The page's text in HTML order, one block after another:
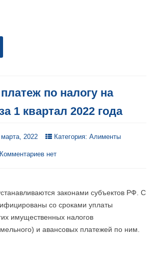
по налогу на
1 квартал 2022 года
2022 Категория: Алименты
Комментариев нет
законами субъектов РФ. С
со сроками уплаты
имущественных налогов
и авансовых платежей по ним.